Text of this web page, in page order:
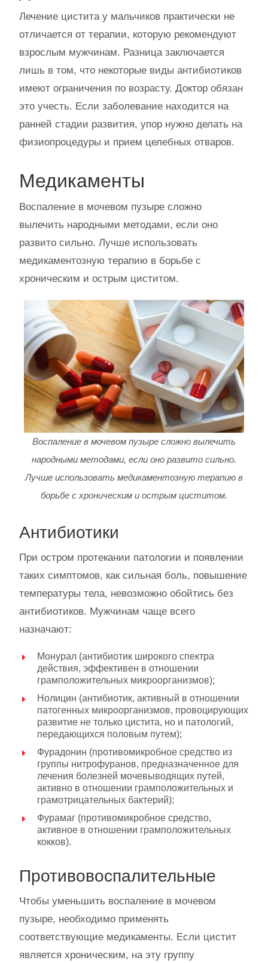
Лечение цистита у мальчиков практически не
отличается от терапии, которую рекомендуют
взрослым мужчинам. Разница заключается
лишь в том, что некоторые виды антибиотиков
имеют ограничения по возрасту. Доктор обязан
это учесть. Если заболевание находится на
ранней стадии развития, упор нужно делать на
физиопроцедуры и прием целебных отваров.
Медикаменты
Воспаление в мочевом пузыре сложно
вылечить народными методами, если оно
развито сильно. Лучше использовать
медикаментозную терапию в борьбе с
хроническим и острым циститом.
Воспаление в мочевом пузыре сложно вылечить
народными методами, если оно развито сильно.
Лучше использовать медикаментозную терапию в
борьбе с хроническим и острым циститом.
Антибиотики
При остром протекании патологии и появлении
таких симптомов, как сильная боль, повышение
температуры тела, невозможно обойтись без
антибиотиков. Мужчинам чаще всего
назначают:
Монурал (антибиотик широкого спектра
действия, эффективен в отношении
грамположительных микроорганизмов);
Нолицин (антибиотик, активный в отношении
патогенных микроорганизмов, провоцирующих
развитие не только цистита, но и патологий,
передающихся половым путем);
Фурадонин (противомикробное средство из
группы нитрофуранов, предназначенное для
лечения болезней мочевыводящих путей,
активно в отношении грамположительных и
грамотрицательных бактерий);
Фурамаг (противомикробное средство,
активное в отношении грамположительных
кокков).
Противовоспалительные
Чтобы уменьшить воспаление в мочевом
пузыре, необходимо применять
соответствующие медикаменты. Если цистит
является хроническим, на эту группу